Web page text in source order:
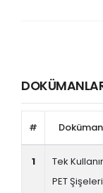
# Doküman
1
Tek
PET